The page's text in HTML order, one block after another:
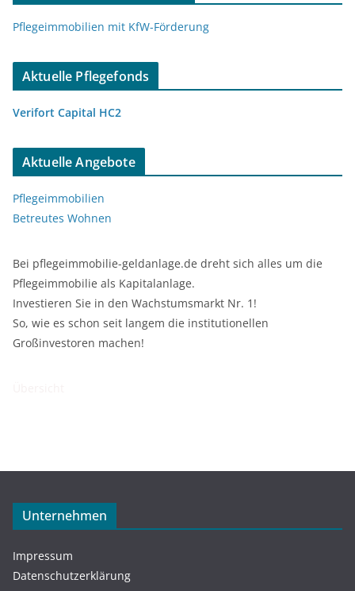
Pflegeimmobilien mit KfW-Förderung
Aktuelle Pflegefonds
Verifort Capital HC2
Aktuelle Angebote
Pflegeimmobilien
Betreutes Wohnen
Bei pflegeimmobilie-geldanlage.de dreht sich alles um die
Pflegeimmobilie als Kapitalanlage.
Investieren Sie in den Wachstumsmarkt Nr. 1!
So, wie es schon seit langem die institutionellen
Großinvestoren machen!
Unternehmen
Impressum
Datenschutzerklärung